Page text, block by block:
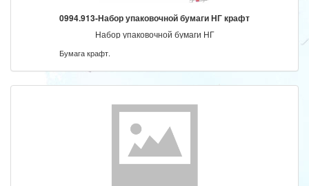
0994.913-Набор упаковочной бумаги НГ крафт
Набор упаковочной бумаги НГ
Бумага крафт.